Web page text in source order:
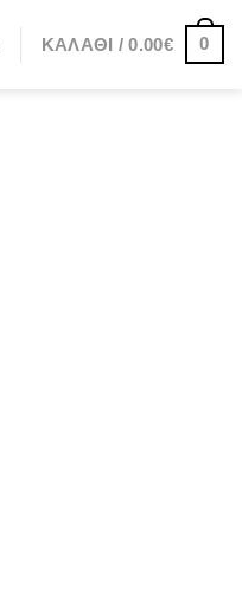
ΚΑΛΆΘΙ /0.00€ 0